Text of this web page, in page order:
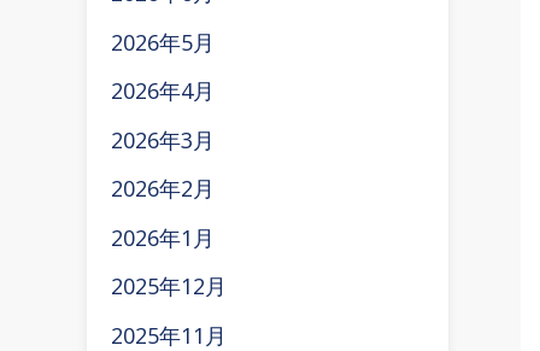
2026年5月
2026年4月
2026年3月
2026年2月
2026年1月
2025年12月
2025年11月